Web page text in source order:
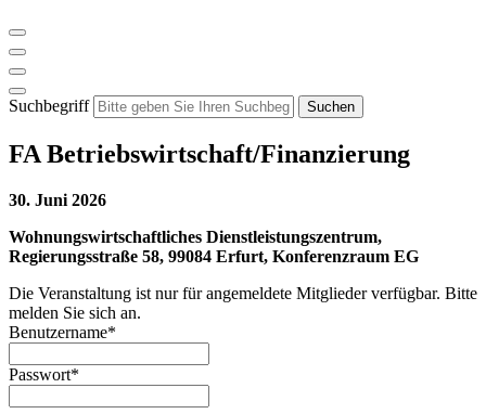
Suchbegriff Suchen
FA Betriebswirtschaft/Finanzierung
30. Juni 2026
Wohnungswirtschaftliches Dienstleistungszentrum,
Regierungsstraße 58, 99084 Erfurt, Konferenzraum EG
Die Veranstaltung ist nur für angemeldete Mitglieder verfügbar. Bitte
melden Sie sich an.
Benutzername*
Passwort*